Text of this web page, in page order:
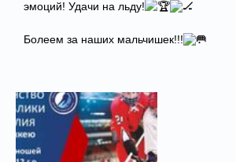
эмоций! Удачи на льду!
Болеем за наших мальчишек!!!